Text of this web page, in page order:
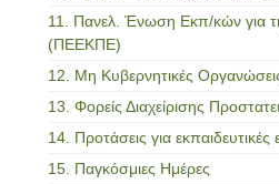
11. Πανελ. Ένωση Εκπ/κών για
(ΠΕΕΚΠΕ)
12. Μη Κυβερνητικές
13. Φορείς Διαχείρισης
14. Προτάσεις για εκπαιδευτικές
15. Παγκόσμιες Ημέρες